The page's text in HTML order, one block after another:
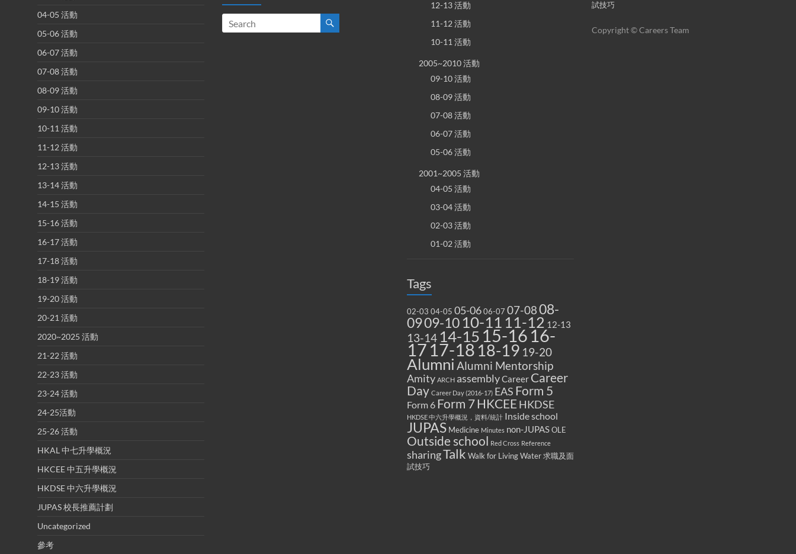
04-05 活動
05-06 活動
06-07 活動
07-08 活動
08-09 活動
09-10 活動
10-11 活動
11-12 活動
12-13 活動
13-14 活動
14-15 活動
15-16 活動
16-17 活動
17-18 活動
18-19 活動
19-20 活動
20-21 活動
2020~2025 活動
21-22 活動
22-23 活動
23-24 活動
24-25活動
25-26 活動
HKAL 中七升學概況
HKCEE 中五升學概況
HKDSE 中六升學概況
JUPAS 校長推薦計劃
Uncategorized
參考
12-13 活動
11-12 活動
10-11 活動
2005~2010 活動
09-10 活動
08-09 活動
07-08 活動
06-07 活動
05-06 活動
2001~2005 活動
04-05 活動
03-04 活動
02-03 活動
01-02 活動
Tags
02-03 04-05 05-0606-07 07-0808-
0909-10 10-11 11-12 12-13
13-14 14-15 15-16 16-
17 17-18 18-19 19-20
Alumni Alumni Mentorship
Amity ARCH assemblyCareer Career
Day Career Day (2016-17) EAS Form 5
Form 6 Form 7HKCEE HKDSE
HKDSE 中六升學概況，資料/統計 Inside school
JUPAS Medicine Minutes non-JUPASOLE
Outside school Red Cross Reference
sharingTalk Walk for Living Water求職及面
試技巧
試技巧
Copyright © Careers Team